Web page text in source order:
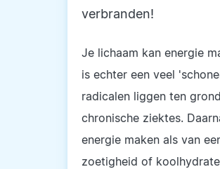
verbranden!
Je lichaam kan energie
is echter een veel
radicalen liggen ten
chronische ziektes.
energie maken als van
zoetigheid of